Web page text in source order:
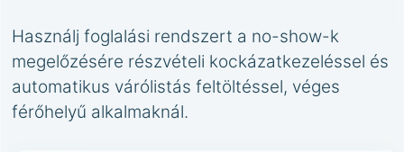
Használj foglalási rendszert a no-show-k
megelőzésére részvételi kockázatkezeléssel és
automatikus várólistás feltöltéssel, véges
férőhelyű alkalmaknál.